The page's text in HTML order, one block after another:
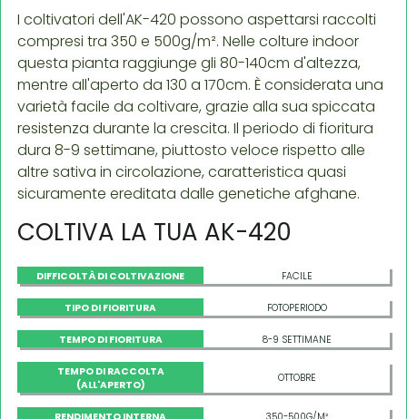
I coltivatori dell'AK-420 possono aspettarsi raccolti
compresi tra 350 e 500g/m². Nelle colture indoor
questa pianta raggiunge gli 80-140cm d'altezza,
mentre all'aperto da 130 a 170cm. È considerata una
varietà facile da coltivare, grazie alla sua spiccata
resistenza durante la crescita. Il periodo di fioritura
dura 8-9 settimane, piuttosto veloce rispetto alle
altre sativa in circolazione, caratteristica quasi
sicuramente ereditata dalle genetiche afghane.
COLTIVA LA TUA AK-420
DIFFICOLTÀ DI COLTIVAZIONE FACILE
TIPO DI FIORITURA FOTOPERIODO
TEMPO DI FIORITURA 8-9 SETTIMANE
TEMPO DI RACCOLTA
(ALL'APERTO)
OTTOBRE